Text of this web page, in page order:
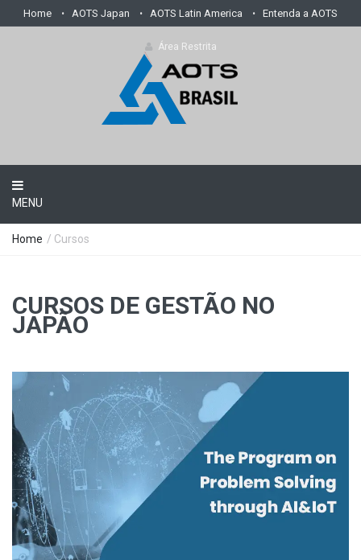
Home AOTS Japan AOTS Latin America Entenda a AOTS
Área Restrita
MENU
Home / Cursos
CURSOS DE GESTÃO NO
JAPÃO